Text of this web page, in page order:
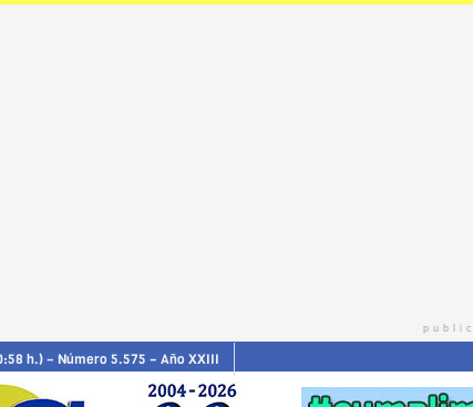
h.) – Número 5.575 – Año XXIII